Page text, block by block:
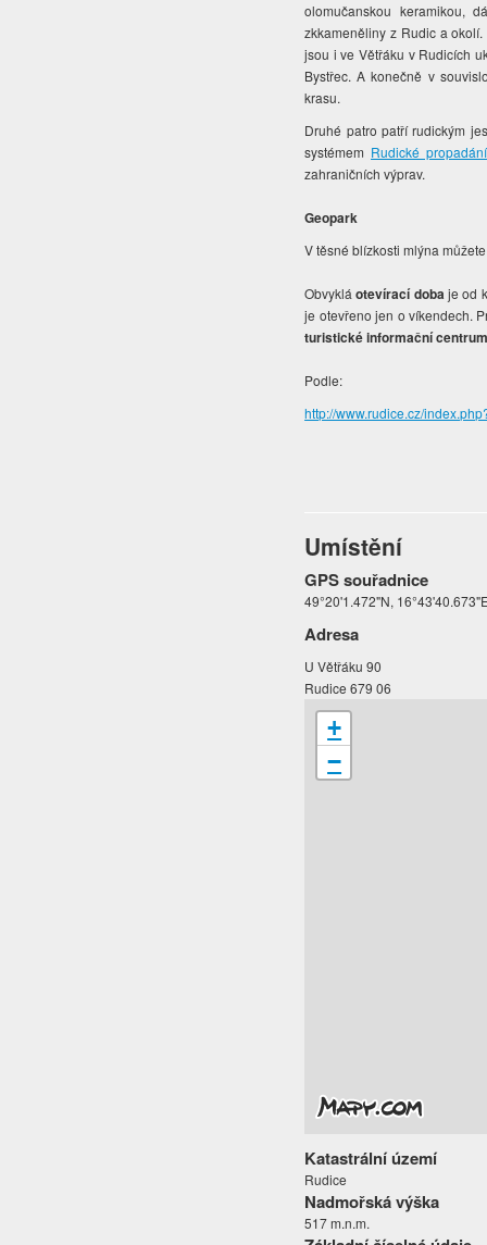
olomučanskou keramikou,
zkkameněliny z Rudic a
jsou i ve Větřáku v Rudicích
Bystřec. A konečně v
krasu.
Druhé patro patří rudickým
systémem Rudické propadání
zahraničních výprav.
Geopark
V těsné blízkosti mlýna
Obvykláotevírací dobaje od
je otevřeno jen o víkendech.
turistické informační
Podle:
http://www.rudice.cz/
Umístění
GPS souřadnice
49°20'1.472"N,
Adresa
U Větřáku 90
Rudice 679 06
+
−
Katastrální území
Rudice
Nadmořská výška
517 m.n.m.